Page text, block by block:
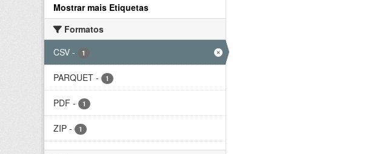
Mostrar mais Etiquetas
Formatos
CSV - 1
PARQUET - 1
PDF - 1
ZIP - 1